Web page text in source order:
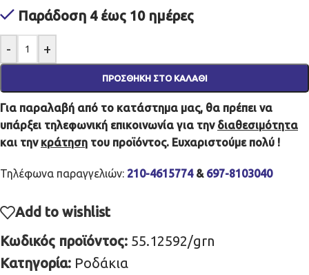
Παράδοση 4 έως 10 ημέρες
- +
ΠΡΟΣΘΉΚΗ ΣΤΟ ΚΑΛΆΘΙ
Για παραλαβή από το κατάστημα μας, θα πρέπει να
υπάρξει τηλεφωνική επικοινωνία για την διαθεσιμότητα
και την κράτηση του προϊόντος. Ευχαριστούμε πολύ !
Τηλέφωνα παραγγελιών: 210-4615774& 697-8103040
Add to wishlist
Κωδικός προϊόντος: 55.12592/grn
Κατηγορία: Ροδάκια